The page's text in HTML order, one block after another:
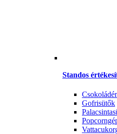
Standos
Gofrisütők